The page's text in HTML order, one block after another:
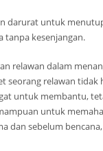
darurat untuk
tanpa kesenjangan.
relawan dalam
seorang relawan tidak
untuk membantu,
untuk
dan sebelum